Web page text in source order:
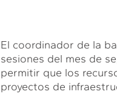
El coordinador de la
sesiones del mes de
permitir que los
proyectos de